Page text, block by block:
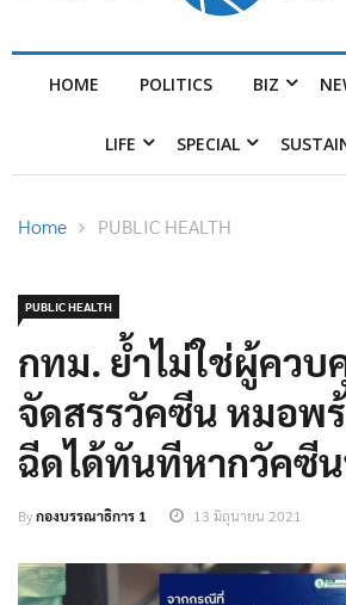
HOME POLITICS BIZ
LIFE SPECIAL
Home PUBLIC HEALTH
PUBLIC HEALTH
กทม. ย้ำไม่ใช่ผู้ควบ
จัดสรรวัคซีน หมอพ
ฉีดได้ทันทีหากวัคซี
Byกองบรรณาธิการ 1 13 มิถุนายน 2021